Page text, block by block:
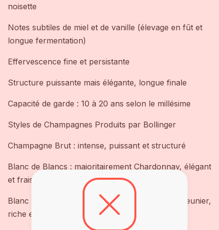
noisette
Notes subtiles de miel et de vanille (élevage en fût et
longue fermentation)
Effervescence fine et persistante
Structure puissante mais élégante, longue finale
Capacité de garde : 10 à 20 ans selon le millésime
Styles de Champagnes Produits par Bollinger
Champagne Brut : intense, puissant et structuré
Blanc de Blancs : majoritairement Chardonnay, élégant
et frais
Blanc de Noirs : majoritairement Pinot Noir et Meunier,
riche et charpenté